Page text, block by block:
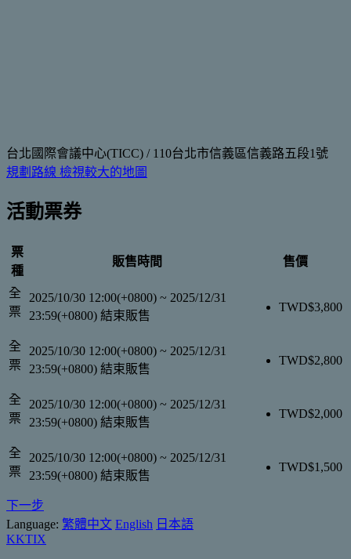
台北國際會議中心(TICC) / 110台北市信義區信義路五段1號
規劃路線 檢視較大的地圖
活動票券
票
種
販售時間 售價
全
票
2025/10/30 12:00(+0800) ~ 2025/12/31
23:59(+0800) 結束販售
TWD$3,800
全
票
2025/10/30 12:00(+0800) ~ 2025/12/31
23:59(+0800) 結束販售
TWD$2,800
全
票
2025/10/30 12:00(+0800) ~ 2025/12/31
23:59(+0800) 結束販售
TWD$2,000
全
票
2025/10/30 12:00(+0800) ~ 2025/12/31
23:59(+0800) 結束販售
TWD$1,500
下一步
Language: 繁體中文 English 日本語
KKTIX